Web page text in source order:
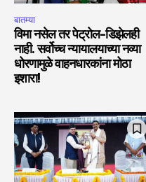
बातम्या
विमा नसेल तर पेट्रोल-डिझेलही
नाही. सर्वोच्च न्यायालयाच्या नव्या
धोरणामुळे वाहनधारकांना मोठा
इशारा!